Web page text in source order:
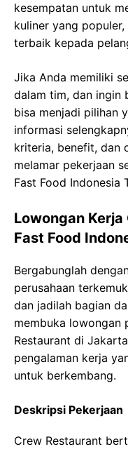
kesempatan untuk
kuliner yang
terbaik kepada
Jika Anda memiliki
dalam tim, dan ingin
bisa menjadi pilihan
informasi
kriteria, benefit, dan
melamar pekerjaan
Fast Food Indonesia
Lowongan
Fast Food
Bergabunglah
perusahaan
dan jadilah bagian
membuka lowongan
Restaurant di
pengalaman kerja
untuk berkembang.
Deskripsi Pekerjaan
Crew Restaurant